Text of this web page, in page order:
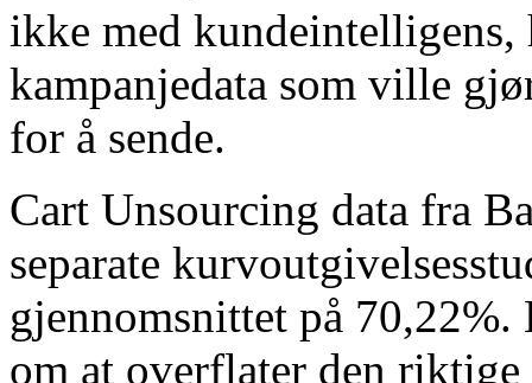
ikke med
kampanjedata som ville
for å sende.
Cart Unsourcing data fra
separate
gjennomsnittet på
om at overflater den riktige